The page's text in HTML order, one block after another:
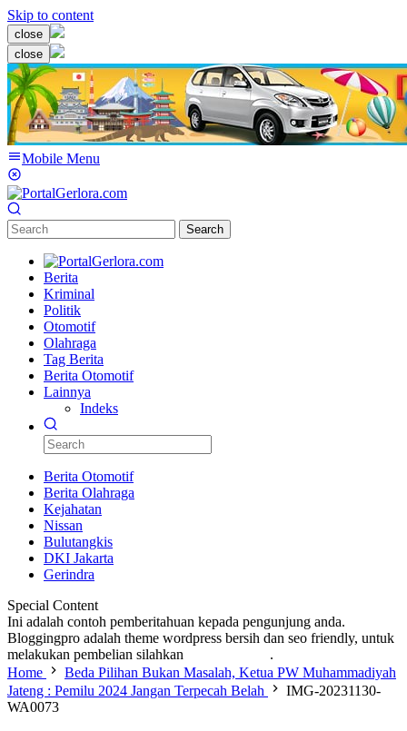
Skip to content
close
close
Mobile Menu
Search
Berita
Kriminal
Politik
Otomotif
Olahraga
Tag Berita
Berita Otomotif
Lainnya
Indeks
Berita Otomotif
Berita Olahraga
Kejahatan
Nissan
Bulutangkis
DKI Jakarta
Gerindra
Special Content
Ini adalah contoh pemberitahuan kepada pengunjung anda.
Bloggingpro adalah theme wordpress bersih dan seo friendly, untuk
melakukan pembelian silahkan
.
Home
Beda Pilihan Bukan Masalah, Ketua PW Muhammadiyah
Jateng : Pemilu 2024 Jangan Terpecah Belah
IMG-20231130-
WA0073